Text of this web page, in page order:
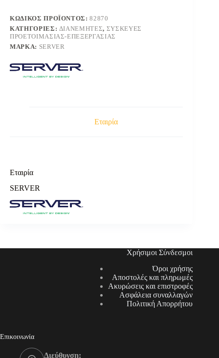
ποσότητα
ΚΩΔΙΚΌΣ ΠΡΟΪΌΝΤΟΣ:82870
ΚΑΤΗΓΟΡΊΕΣ: ΔΙΑΝΕΜΗΤΕΣ, ΣΥΣΚΕΥΕΣ
ΠΡΟΕΤΟΙΜΑΣΙΑΣ-ΕΠΕΞΕΡΓΑΣΙΑΣ
ΜΆΡΚΑ: SERVER
Εταιρία
Εταιρία
SERVER
Χρήσιμοι Σύνδεσμοι
Όροι χρήσης
Αποστολές και πληρωμές
Ακυρώσεις και επιστροφές
Ασφάλεια συναλλαγών
Πολιτική Απορρήτου
Επικοινωνία
Διεύθυνση: